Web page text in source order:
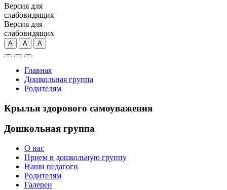
Версия для
слабовидящих
Версия для
слабовидящих
А А А
Главная
Дошкольная группа
Родителям
Крылья здорового самоуважения
Дошкольная группа
О нас
Прием в дошкольную группу
Наши педагоги
Родителям
Галереи